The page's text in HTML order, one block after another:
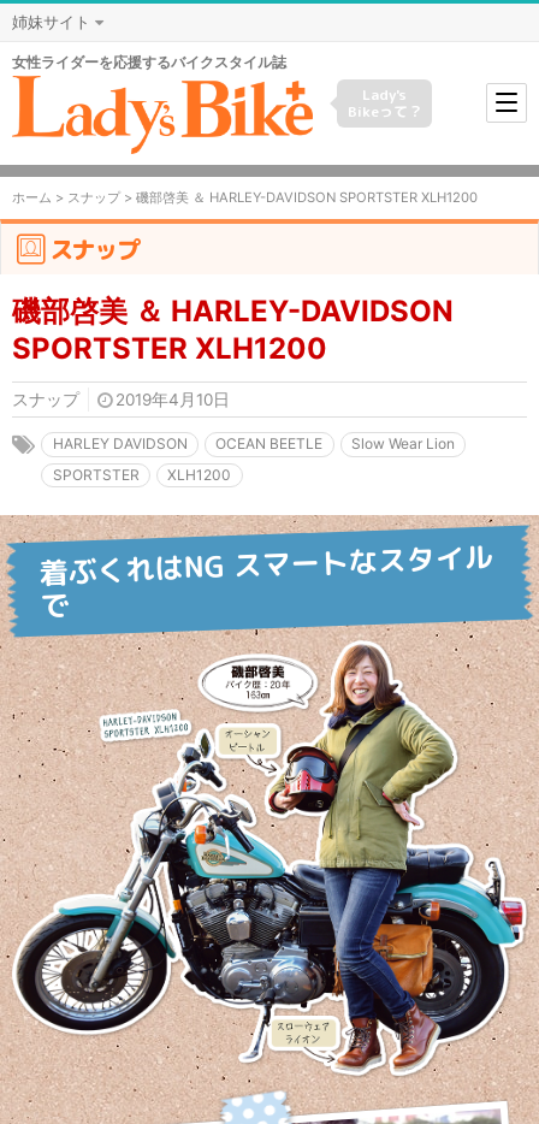
姉妹サイト
女性ライダーを応援するバイクスタイル誌
Lady's
Bikeって？
ホーム > スナップ > 磯部啓美 ＆ HARLEY-DAVIDSON SPORTSTER XLH1200
スナップ
磯部啓美 ＆ HARLEY-DAVIDSON
SPORTSTER XLH1200
スナップ 2019年4月10日
HARLEY DAVIDSON OCEAN BEETLE
Slow Wear Lion
SPORTSTER
XLH1200
着ぶくれはNG スマートなスタイル
で